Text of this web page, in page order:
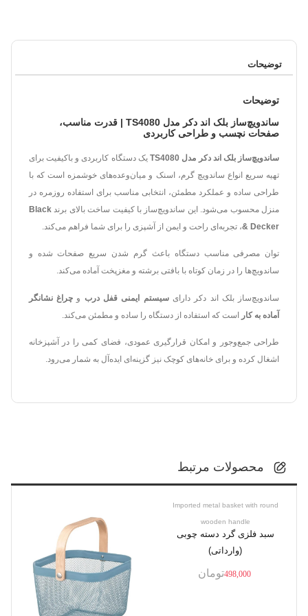
توضیحات
توضیحات
ساندویچ‌ساز بلک اند دکر مدل TS4080 | قدرت مناسب،
صفحات نچسب و طراحی کاربردی
ساندویچ‌ساز بلک اند دکر مدل TS4080
یک دستگاه کاربردی و باکیفیت برای
تهیه سریع انواع ساندویچ گرم، اسنک و میان‌وعده‌های خوشمزه است که با
طراحی ساده و عملکرد مطمئن، انتخابی مناسب برای استفاده روزمره در
منزل محسوب می‌شود. این ساندویچ‌ساز با کیفیت ساخت بالای برندBlack
& Decker، تجربه‌ای راحت و ایمن از آشپزی را برای شما فراهم می‌کند.
توان مصرفی مناسب دستگاه باعث گرم شدن سریع صفحات شده و
ساندویچ‌ها را در زمان کوتاه با بافتی برشته و مغزپخت آماده می‌کند.
ساندویچ‌ساز بلک اند دکر دارایسیستم ایمنی قفل درب و چراغ نشانگر
آماده به کار است که استفاده از دستگاه را ساده و مطمئن می‌کند.
طراحی جمع‌وجور و امکان قرارگیری عمودی، فضای کمی را در آشپزخانه
اشغال کرده و برای خانه‌های کوچک نیز گزینه‌ای ایده‌آل به شمار می‌رود.
محصولات مرتبط
Imported metal basket with round
wooden handle
سبد فلزی گرد دسته چوبی
(وارداتی)
498,000 تومان